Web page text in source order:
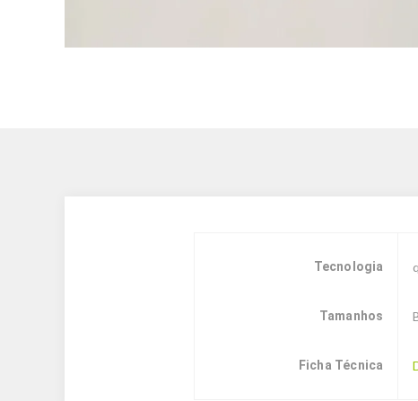
Tecnologia
Tamanhos
Ficha Técnica